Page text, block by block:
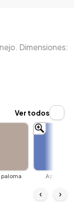
Dimensiones:
paloma Azul claro
‹ ›
Ver todos